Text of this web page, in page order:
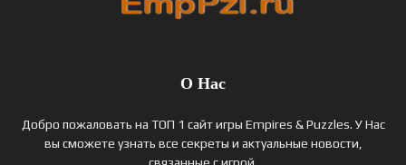
О Нас
Добро пожаловать на ТОП 1 сайт игры Empires & Puzzles. У Нас
вы сможете узнать все секреты и актуальные новости,
связанные с игрой.